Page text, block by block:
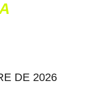
DE 2026